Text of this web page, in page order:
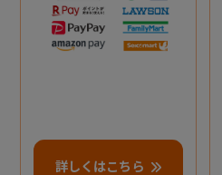
詳しくはこちら